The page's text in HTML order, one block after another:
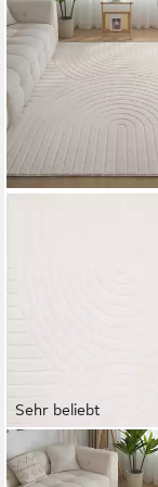
Sehr beliebt
OTTO HOME
Teppich Cali